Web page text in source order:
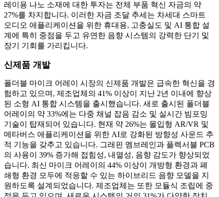
레이용 나노 소재에 대한 투자는 전체 부품 혁신 자금의 약
27%를 차지합니다. 이러한 자금 조달 추세는 차세대 스마트
오디오 애플리케이션을 위한 휴대용, 고충실도 및 AI 통합 설
계에 특히 중점을 두고 유연한 음향 시스템의 강력한 단기 및
장기 기회를 가리킵니다.
신제품 개발
폴더블 마이크 어레이 시장의 신제품 개발은 급속한 혁신을 경
험하고 있으며, 제조업체의 41% 이상이 지난 2년 이내에 향상
된 소형 AI 통합 시스템을 출시했습니다. 새로 출시된 폴더블
어레이의 약 33%에는 다중 채널 잡음 감소 및 실시간 빔포밍
기술이 탑재되어 있습니다. 현재 약 26%는 몰입형 AR/VR 및
메타버스 애플리케이션을 위한 AI로 강화된 방향성 사운드 추
적 기능을 갖추고 있습니다. 그래핀 멤브레인과 플렉서블 PCB
의 사용이 39% 증가해 접힘성, 내열성, 음향 감도가 향상되었
습니다. 최신 마이크 어레이의 44% 이상이 개방형 환경과 폐
쇄형 환경 모두에 적응할 수 있는 하이브리드 음향 모델을 지
원하도록 설계되었습니다. 제조업체는 또한 모듈식 조립에 중